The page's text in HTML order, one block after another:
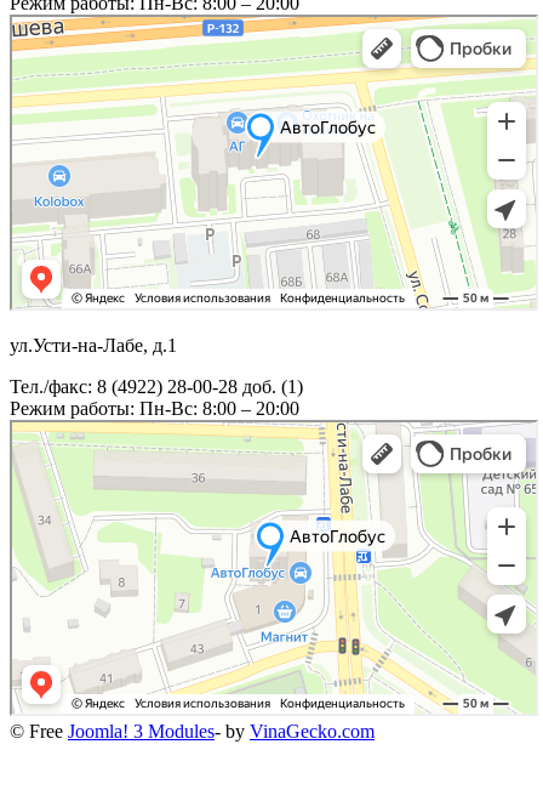
ул.Усти-на-Лабе, д.1
Тел./факс: 8 (4922) 28-00-28 доб. (1)
Режим работы: Пн-Вс: 8:00 – 20:00
© Free Joomla! 3 Modules- by VinaGecko.com